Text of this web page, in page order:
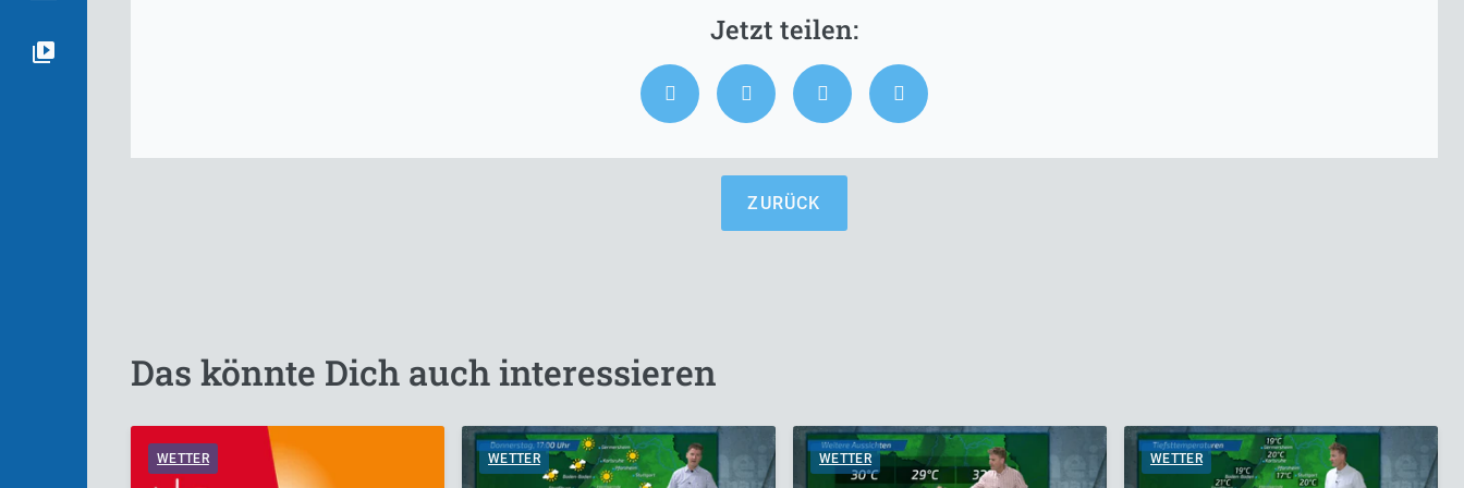
ZURÜCK
Das könnte Dich auch interessieren
WETTER WETTER WETTER WETTER